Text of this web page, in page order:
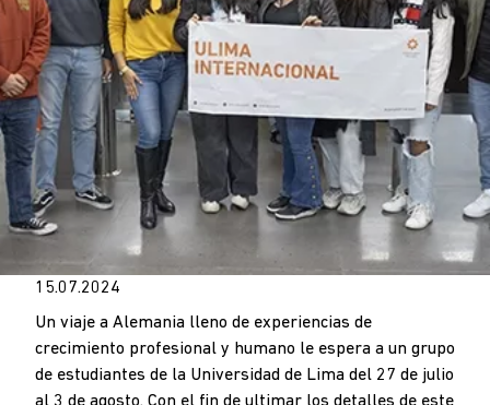
15.07.2024
Un viaje a Alemania lleno de experiencias de
crecimiento profesional y humano le espera a un grupo
de estudiantes de la Universidad de Lima del 27 de julio